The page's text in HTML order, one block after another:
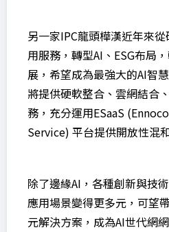
另一家IPC龍頭樺漢近年來
用服務，轉型AI、ESG布局
展，希望成為最強大的AI智
將提供硬軟整合、雲網結合
務，充分運用ESaaS
Service) 平台提供開放性混
除了邊緣AI，各種創新與技
應用場景變得更多元，可望
元解決方案，成為AI世代網